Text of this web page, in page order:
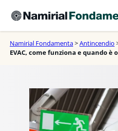
contenuto
Namirial Fondamenta>Antincendio
EVAC, come funziona e quando è